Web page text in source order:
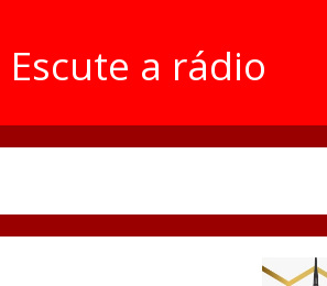
Escute a rádio